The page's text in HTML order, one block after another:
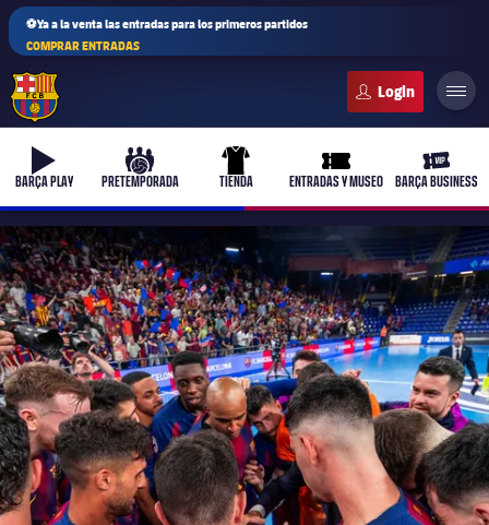
⚽Ya a la venta las entradas para los primeros partidos
COMPRAR ENTRADAS
b-play
BARÇA PLAY
culers-ball
PRETEMPORADA
uniform
TIENDA
ticket-full
ENTRADAS Y MUSEO
ticket-
BARÇA BUSINESS